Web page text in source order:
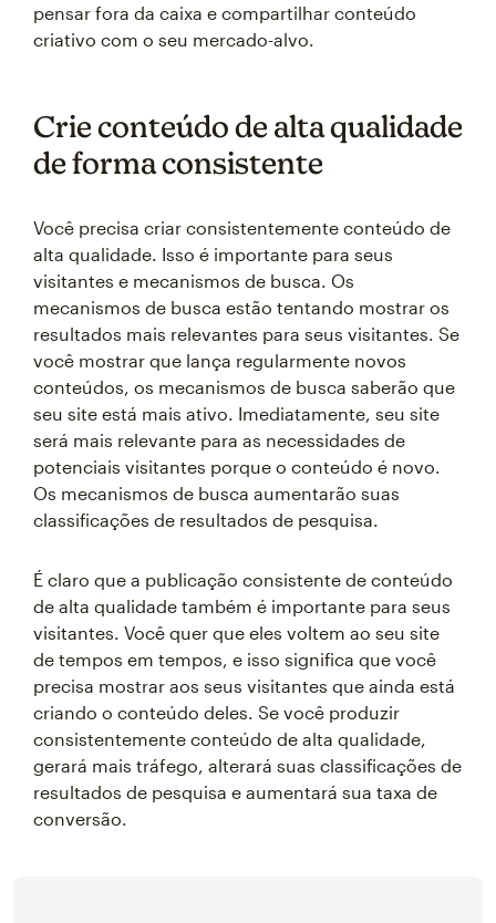
pensar fora da caixa e compartilhar conteúdo
criativo com o seu mercado-alvo.
Crie conteúdo de alta qualidade
de forma consistente
Você precisa criar consistentemente conteúdo de
alta qualidade. Isso é importante para seus
visitantes e mecanismos de busca. Os
mecanismos de busca estão tentando mostrar os
resultados mais relevantes para seus visitantes. Se
você mostrar que lança regularmente novos
conteúdos, os mecanismos de busca saberão que
seu site está mais ativo. Imediatamente, seu site
será mais relevante para as necessidades de
potenciais visitantes porque o conteúdo é novo.
Os mecanismos de busca aumentarão suas
classificações de resultados de pesquisa.
É claro que a publicação consistente de conteúdo
de alta qualidade também é importante para seus
visitantes. Você quer que eles voltem ao seu site
de tempos em tempos, e isso significa que você
precisa mostrar aos seus visitantes que ainda está
criando o conteúdo deles. Se você produzir
consistentemente conteúdo de alta qualidade,
gerará mais tráfego, alterará suas classificações de
resultados de pesquisa e aumentará sua taxa de
conversão.